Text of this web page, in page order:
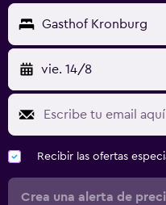
Gasthof Kronburg
vie. 14/8
Recibir las ofertas
Crea una alerta de